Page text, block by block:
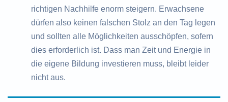
richtigen Nachhilfe enorm steigern. Erwachsene
dürfen also keinen falschen Stolz an den Tag legen
und sollten alle Möglichkeiten ausschöpfen, sofern
dies erforderlich ist. Dass man Zeit und Energie in
die eigene Bildung investieren muss, bleibt leider
nicht aus.